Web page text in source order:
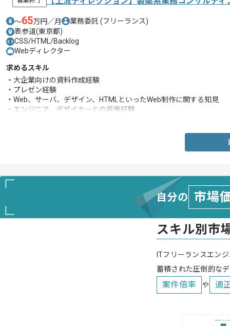
〜65万円／月 業務委託 (フリーランス)
表参道(東京都)
CSS/HTML/Backlog
Webディレクター
求めるスキル
・大企業向けの資料作成経験
・プレゼン経験
・Web、サーバ、デザイン、HTMLといったWeb制作に関する知見
・エンジニア、デザイナーとの折衝経験
自分の 市場
スキル別市
ITフリーランスエン
蓄積された圧倒的な
案件倍率 や 適